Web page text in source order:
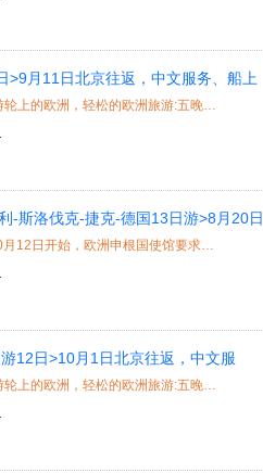
>9月11日北京往返，中文服务、船上
特色： 产品推荐 星途游轮•艺术号,全新体验游轮上的欧洲，轻松的欧洲旅游:五晚不...
-斯洛伐克-捷克-德国13日游>8月20日
WIFI
特色： 录指纹 ★申根签证录指纹：2015年10月12日开始，欧洲申根国使馆要求游客前往...
12日>10月1日北京往返，中文服
、美泉宫、萨尔茨堡
特色： 产品推荐 星途游轮•艺术号,全新体验游轮上的欧洲，轻松的欧洲旅游:五晚不...